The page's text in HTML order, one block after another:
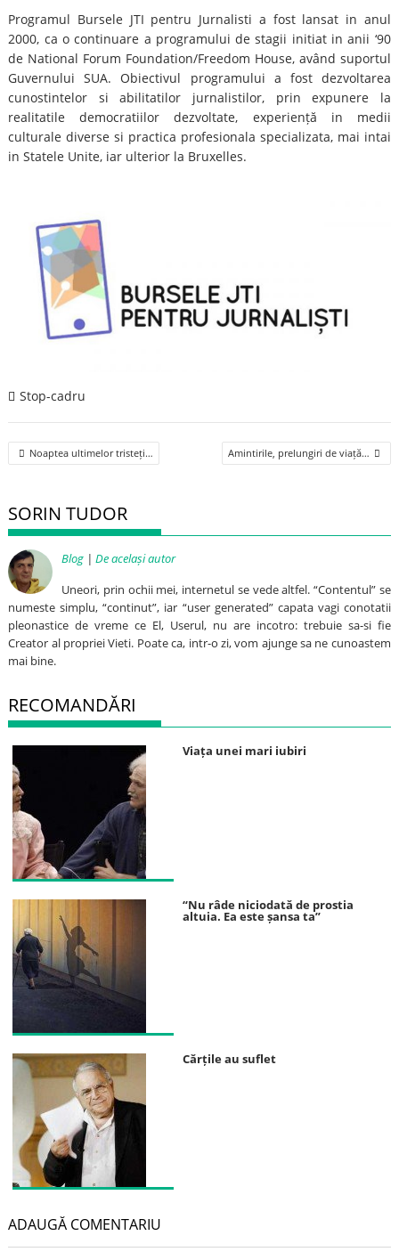
Programul Bursele JTI pentru Jurnalisti a fost lansat in anul
2000, ca o continuare a programului de stagii initiat in anii ‘90
de National Forum Foundation/Freedom House, având suportul
Guvernului SUA. Obiectivul programului a fost dezvoltarea
cunostintelor si abilitatilor jurnalistilor, prin expunere la
realitatile democratiilor dezvoltate, experiență in medii
culturale diverse si practica profesionala specializata, mai intai
in Statele Unite, iar ulterior la Bruxelles.
Stop-cadru
Post
navigation
Noaptea ultimelor tristeți… Amintirile, prelungiri de viață…
SORIN TUDOR
Blog |De același autor
Uneori, prin ochii mei, internetul se vede altfel. “Contentul” se
numeste simplu, “continut”, iar “user generated” capata vagi conotatii
pleonastice de vreme ce El, Userul, nu are incotro: trebuie sa-si fie
Creator al propriei Vieti. Poate ca, intr-o zi, vom ajunge sa ne cunoastem
mai bine.
RECOMANDĂRI
Viața unei mari iubiri
“Nu râde niciodată de prostia
altuia. Ea este șansa ta”
Cărțile au suflet
ADAUGĂ COMENTARIU